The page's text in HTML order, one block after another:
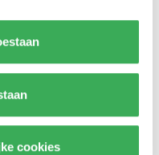
cookies
over online
en desinformatie:
uit’